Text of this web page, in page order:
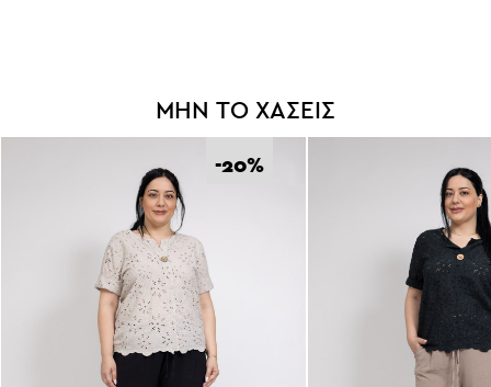
ΜΗΝ ΤΟ ΧΑΣΕΙΣ
-20%